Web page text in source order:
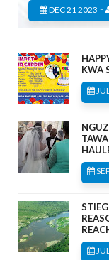
DEC 21 2023 -
KWA